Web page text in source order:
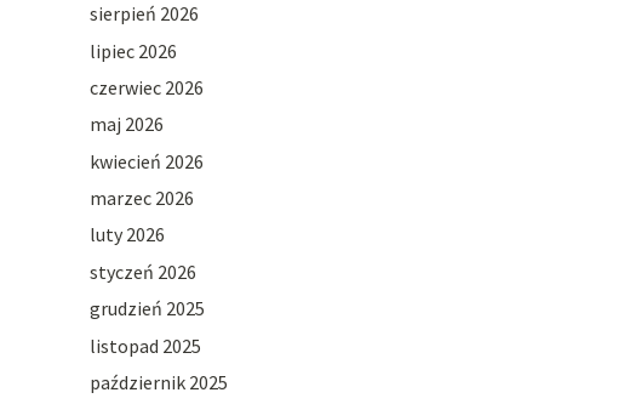
sierpień 2026
lipiec 2026
czerwiec 2026
maj 2026
kwiecień 2026
marzec 2026
luty 2026
styczeń 2026
grudzień 2025
listopad 2025
październik 2025